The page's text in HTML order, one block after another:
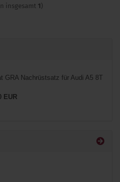
insgesamt 1)
GRA Nachrüstsatz für Audi A5 8T
EUR